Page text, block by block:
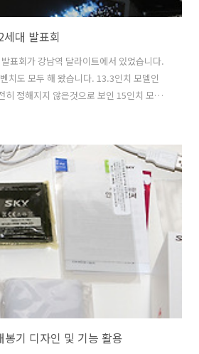
대 발표회
표회가 강남역 달라이트에서 있었습니다.
치도 모두 해 왔습니다. 13.3인치 모델인
히 정해지지 않은것으로 보인 15인치 모델
. 이전 모델보다 훨씬 얇아진 디자인에 알
을 붙여도 될 정도의 디자인과 성능으로 나
데 가격도 출고가가 쌔게 나왔습니다. 삼성
로가기 삼성 노트북 뉴시리즈9 2세대 후
A74 비교 리뷰 삼성 노트북 뉴시리즈9
다. 벤치를 직접 한 글을 가능하..
봉기 디자인 및 기능 활용